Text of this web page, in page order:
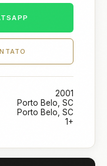
2001
Porto Belo, SC
Porto Belo, SC
1+